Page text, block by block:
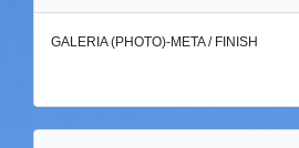
GALERIA (PHOTO)-META / FINISH